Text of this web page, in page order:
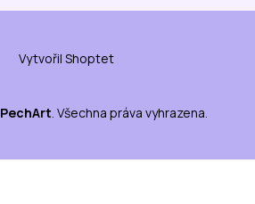
Vytvořil Shoptet
PechArt . Všechna práva vyhrazena.